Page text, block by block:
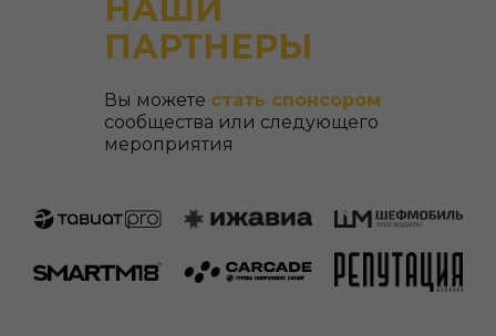
НАШИ
ПАРТНЕРЫ
Вы можете стать спонсором
сообщества или следующего
мероприятия